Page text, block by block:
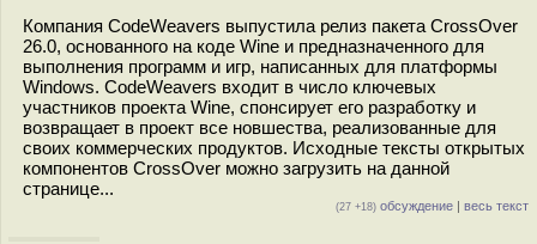
Компания CodeWeavers выпустила релиз пакета CrossOver
26.0, основанного на коде Wine и предназначенного для
выполнения программ и игр, написанных для платформы
Windows. CodeWeavers входит в число ключевых
участников проекта Wine, спонсирует его разработку и
возвращает в проект все новшества, реализованные для
своих коммерческих продуктов. Исходные тексты открытых
компонентов CrossOver можно загрузить на данной
странице...
(27 +18) обсуждение | весь текст